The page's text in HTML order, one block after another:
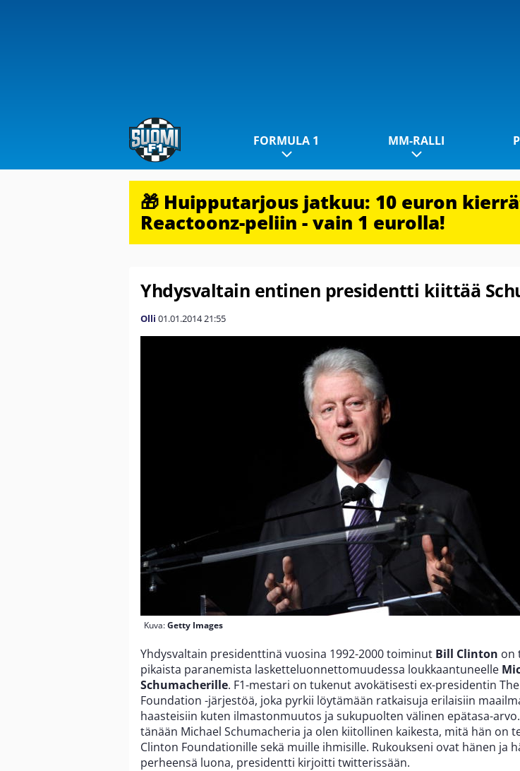
FORMULA 1 MM-RALLI
🎁 Huipputarjous jatkuu: 10 euron
Reactoonz-peliin - vain 1 eurolla!
Yhdysvaltain entinen presidentti kiittää
Olli 01.01.201421:55
Kuva:Getty Images
Yhdysvaltain presidenttinä vuosina 1992-2000 toiminut Bill Clinton on
pikaista paranemista lasketteluonnettomuudessa loukkaantuneelle
Schumacherille. F1-mestari on tukenut avokätisesti ex-presidentin
Foundation -järjestöä, joka pyrkii löytämään ratkaisuja erilaisiin
haasteisiin kuten ilmastonmuutos ja sukupuolten välinen epätasa-
tänään Michael Schumacheria ja olen kiitollinen kaikesta, mitä hän on
Clinton Foundationille sekä muille ihmisille. Rukoukseni ovat hänen ja
perheensä luona, presidentti kirjoitti twitterissään.